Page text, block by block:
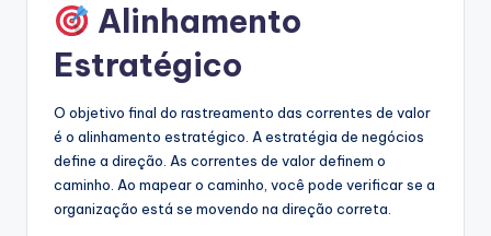
Alinhamento
Estratégico
O objetivo final do rastreamento das correntes de valor
é o alinhamento estratégico. A estratégia de negócios
define a direção. As correntes de valor definem o
caminho. Ao mapear o caminho, você pode verificar se a
organização está se movendo na direção correta.